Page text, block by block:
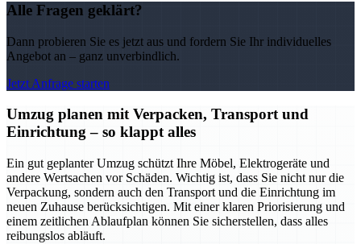
Alle Fragen geklärt?
Dann probieren Sie es jetzt aus und fordern Sie Ihr individuelles
Angebot an – ganz unverbindlich.
Jetzt Anfrage starten
Umzug planen mit Verpacken, Transport und
Einrichtung – so klappt alles
Ein gut geplanter Umzug schützt Ihre Möbel, Elektrogeräte und
andere Wertsachen vor Schäden. Wichtig ist, dass Sie nicht nur die
Verpackung, sondern auch den Transport und die Einrichtung im
neuen Zuhause berücksichtigen. Mit einer klaren Priorisierung und
einem zeitlichen Ablaufplan können Sie sicherstellen, dass alles
reibungslos abläuft.